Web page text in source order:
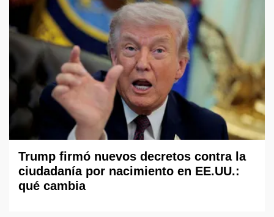
Trump firmó nuevos decretos contra la
ciudadanía por nacimiento en EE.UU.:
qué cambia